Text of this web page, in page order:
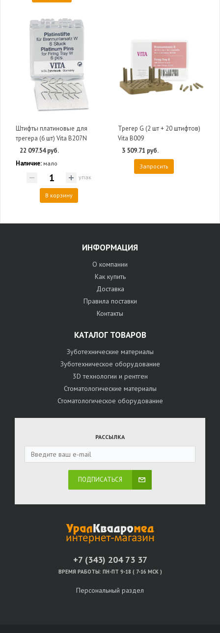
Штифты платиновые для
трегера (6 шт) Vita B207N
22 097.54 руб.
Наличие: мало
упак
В корзину
Трегер G (2 шт + 20 штифтов)
Vita B009
3 509.71 руб.
Запросить
ИНФОРМАЦИЯ
О компании
Как купить
Доставка
Правила поставки
Контакты
КАТАЛОГ ТОВАРОВ
Зуботехнические материалы
Зуботехническое оборудование
3D технологии и рентген
Стоматологические материалы
Стоматологическое оборудование
РАССЫЛКА
ПОДПИСАТЬСЯ
+7 (343) 204 73 37
ВРЕМЯ РАБОТЫ: ПН-ПТ 9-18 ( 7-16 МСК )
Персональный раздел